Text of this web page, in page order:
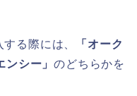
る際には、
「オーク
ンシー」のどちらかを